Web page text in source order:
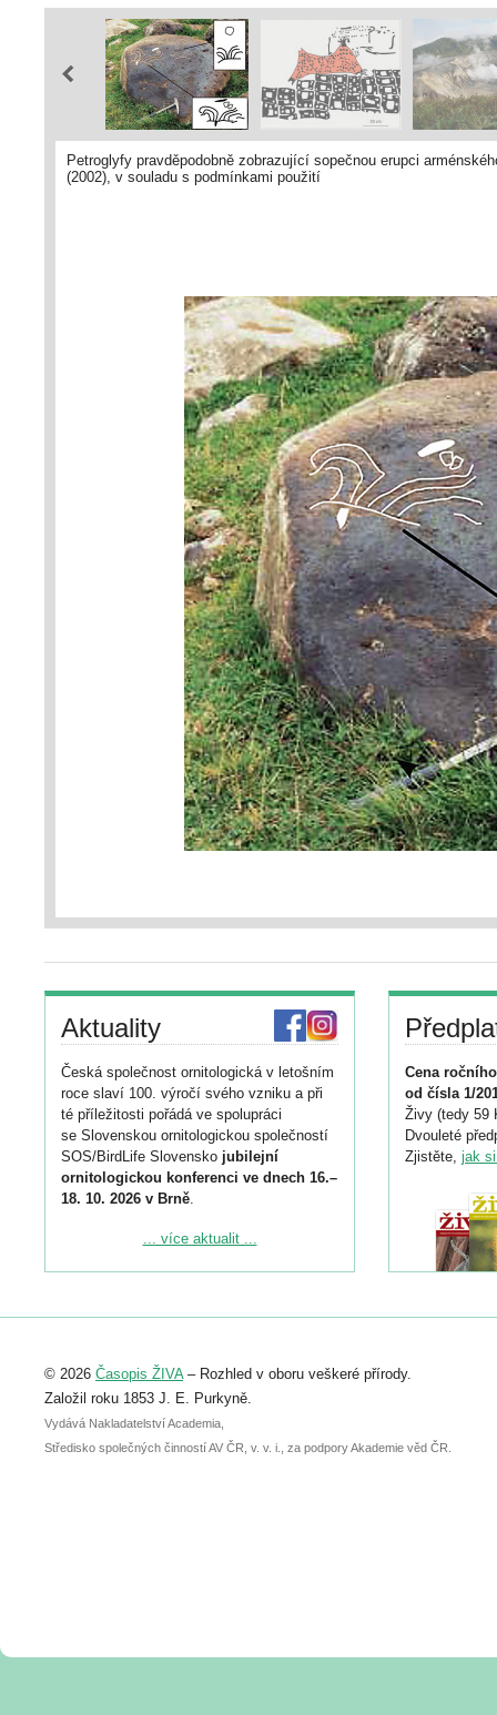
Petroglyfy pravděpodobně zobrazující sopečnou erupci
(2002), v souladu s podmínkami použití
Aktuality
Česká společnost ornitologická v letošním
roce slaví 100. výročí svého vzniku a při
té příležitosti pořádá ve spolupráci
se Slovenskou ornitologickou společností
SOS/BirdLife Slovensko jubilejní
ornitologickou konferenci ve dnech 16.–
18. 10. 2026 v Brně.
Podrobnější informace ke konferenci
Registrovat se můžete do 6. září.
abstraktu přihlášené přednášky nebo
posteru je už 30. června.
... více aktualit ...
Cena
od čísla 1/
Živy (tedy 59
Dvouleté
Zjistěte, jak
© 2026 Časopis ŽIVA– Rozhled v oboru veškeré přírody.
Založil roku 1853 J. E. Purkyně.
Vydává Nakladatelství Academia,
Středisko společných činností AV ČR, v. v. i., za podpory Akademie věd ČR.